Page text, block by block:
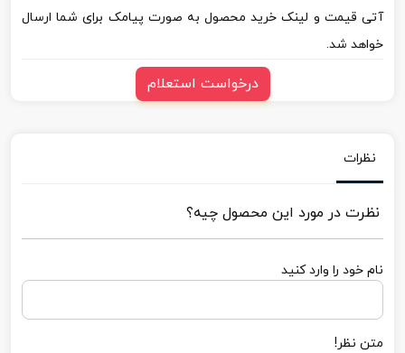
آتی قیمت و لینک خرید محصول به صورت پیامک برای شما ارسال
خواهد شد.
درخواست استعلام
نظرات
نظرت در مورد این محصول چیه؟
نام خود را وارد کنید
متن نظر!